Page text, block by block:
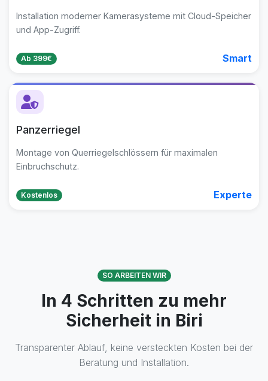
Installation moderner Kamerasysteme mit Cloud-Speicher
und App-Zugriff.
Ab 399€ Smart
Panzerriegel
Montage von Querriegelschlössern für maximalen
Einbruchschutz.
Kostenlos Experte
SO ARBEITEN WIR
In 4 Schritten zu mehr
Sicherheit in Biri
Transparenter Ablauf, keine versteckten Kosten bei der
Beratung und Installation.